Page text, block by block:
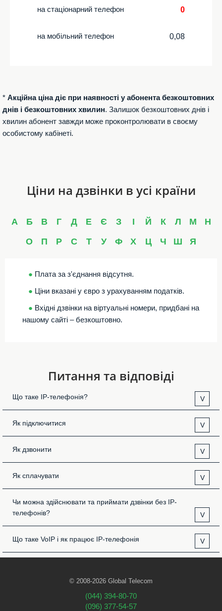
на стаціонарний телефон 0
на мобільний телефон 0,08
* Акційна ціна діє при наявності у абонента безкоштовних
днів і безкоштовних хвилин. Залишок безкоштовних днів і
хвилин абонент завжди може проконтролювати в своєму
особистому кабінеті.
Ціни на дзвінки в усі країни
А Б В Г Д Е Є З І Й К Л М
Н
О
П Р С Т У Ф Х Ц Ч Ш Я
● Плата за з'єднання відсутня.
● Ціни вказані у євро з урахуванням податків.
● Вхідні дзвінки на віртуальні номери, придбані на
нашому сайті – безкоштовно.
Питання та відповіді
Що таке IP-телефонія? V
Як підключитися V
Як дзвонити V
Як сплачувати V
Чи можна здійснювати та приймати дзвінки без IP-
телефонів?
V
Що таке VoIP і як працює IP-телефонія V
© 2008-2026 Global Telecom
(044) 394-80-70
(096) 377-54-57